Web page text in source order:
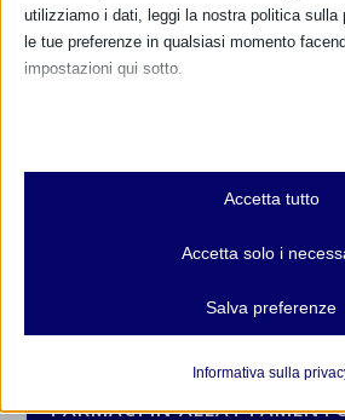
CALENDARIO EVENTI
TUTTI GLI EVENTI
FARMACI IN
utilizziamo i dati, leggi la nostra politica sulla
le tue preferenze in qualsiasi momento
impostazioni qui sotto.
Essenziali
I cookie e i servizi essenziali abilitano le
e servizi non richiedono il consenso
Analitici
interagiscono con il nostro sito web.
Accetta tutto
Accetta solo i
Salva preferenze
Informativa sulla